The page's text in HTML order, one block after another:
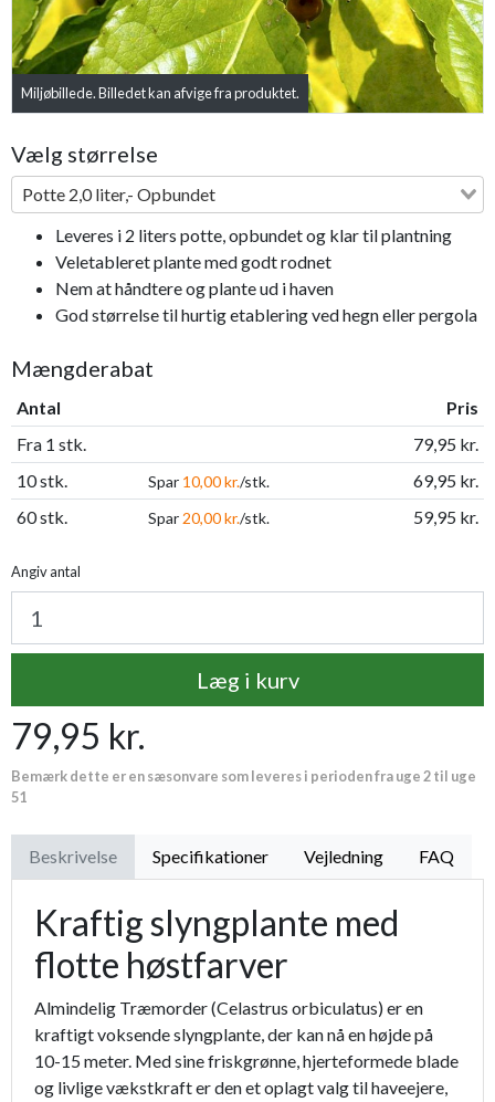
Miljøbillede. Billedet kan afvige fra produktet.
Vælg størrelse
Potte 2,0 liter,- Opbundet
Leveres i 2 liters potte, opbundet og klar til plantning
Veletableret plante med godt rodnet
Nem at håndtere og plante ud i haven
God størrelse til hurtig etablering ved hegn eller pergola
Mængderabat
Antal
Pris
Fra 1 stk.
79,95 kr.
10 stk.
Spar 10,00 kr./stk.
69,95 kr.
60 stk.
Spar 20,00 kr./stk. 59,95 kr.
Angiv antal
Læg i kurv
79,95 kr.
Bemærk dette er en sæsonvare som leveres i perioden fra uge 2 til uge
51
Beskrivelse Specifikationer Vejledning FAQ
Kraftig slyngplante med
flotte høstfarver
Almindelig Træmorder (Celastrus orbiculatus) er en
kraftigt voksende slyngplante, der kan nå en højde på
10-15 meter. Med sine friskgrønne, hjerteformede blade
og livlige vækstkraft er den et oplagt valg til haveejere,